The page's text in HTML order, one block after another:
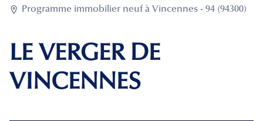
 Programme immobilier neuf à Vincennes - 94 (94300)
LE VERGER DE
VINCENNES